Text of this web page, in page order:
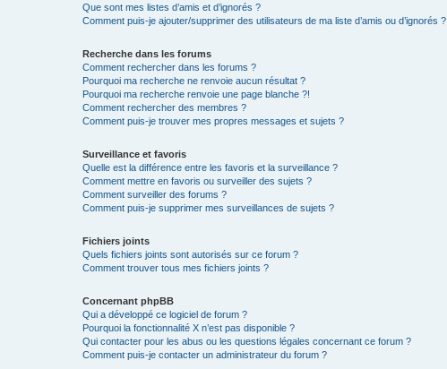
Que sont mes listes d’amis et d’ignorés ?
Comment puis-je ajouter/supprimer des utilisateurs de ma liste d’amis ou d’ignorés ?
Recherche dans les forums
Comment rechercher dans les forums ?
Pourquoi ma recherche ne renvoie aucun résultat ?
Pourquoi ma recherche renvoie une page blanche ?!
Comment rechercher des membres ?
Comment puis-je trouver mes propres messages et sujets ?
Surveillance et favoris
Quelle est la différence entre les favoris et la surveillance ?
Comment mettre en favoris ou surveiller des sujets ?
Comment surveiller des forums ?
Comment puis-je supprimer mes surveillances de sujets ?
Fichiers joints
Quels fichiers joints sont autorisés sur ce forum ?
Comment trouver tous mes fichiers joints ?
Concernant phpBB
Qui a développé ce logiciel de forum ?
Pourquoi la fonctionnalité X n’est pas disponible ?
Qui contacter pour les abus ou les questions légales concernant ce forum ?
Comment puis-je contacter un administrateur du forum ?